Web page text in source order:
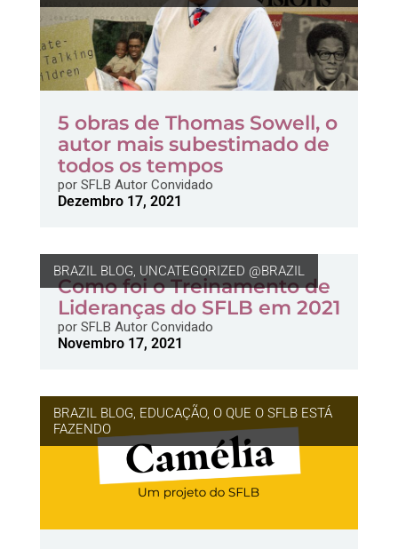
5 obras de Thomas Sowell, o
autor mais subestimado de
todos os tempos
porSFLB Autor Convidado
Dezembro 17, 2021
BRAZIL BLOG, UNCATEGORIZED @BRAZIL
Como foi o Treinamento de
Lideranças do SFLB em 2021
porSFLB Autor Convidado
Novembro 17, 2021
BRAZIL BLOG, EDUCAÇÃO, O QUE O SFLB ESTÁ
FAZENDO